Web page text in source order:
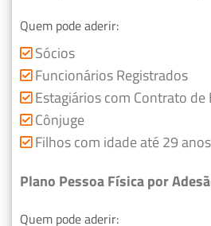
Quem pode aderir:
Sócios
Funcionários Registrados
Estagiários com Contrato de
Cônjuge
Filhos com idade até 29 anos
Plano Pessoa Física por
Quem pode aderir: